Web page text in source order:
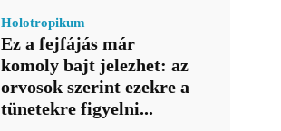
Holotropikum
Ez a fejfájás már
komoly bajt jelezhet: az
orvosok szerint ezekre a
tünetekre figyelni...